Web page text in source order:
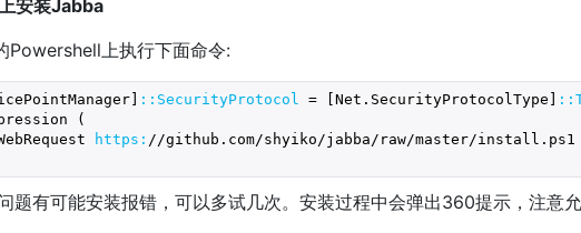
安装Jabba
Powershell上执行下面命令:
: :SecurityProtocol = [Net.SecurityProtocolType] :
(
https: / /github.com/shyiko /jabba/raw/master/install .ps1
题有可能安装报错，可以多试几次。安装过程中会弹出360提示，注意允